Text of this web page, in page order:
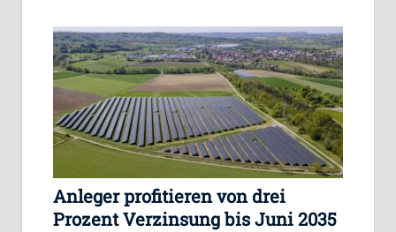
Anleger profitieren von drei
Prozent Verzinsung bis Juni 2035